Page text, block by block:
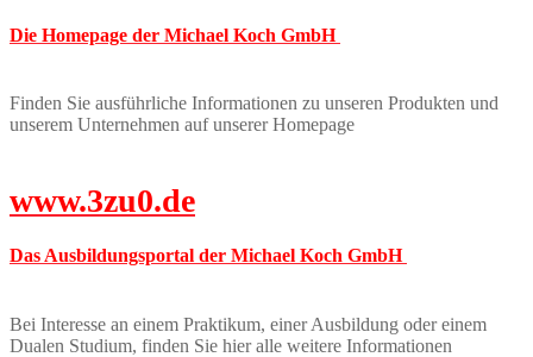
Die Homepage der Michael Koch GmbH
Finden Sie ausführliche Informationen zu unseren Produkten und
unserem Unternehmen auf unserer Homepage
www.3zu0.de
Das Ausbildungsportal der Michael Koch GmbH
Bei Interesse an einem Praktikum, einer Ausbildung oder einem
Dualen Studium, finden Sie hier alle weitere Informationen